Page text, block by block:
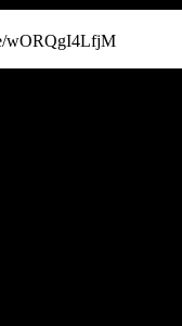
wORQgI4LfjM